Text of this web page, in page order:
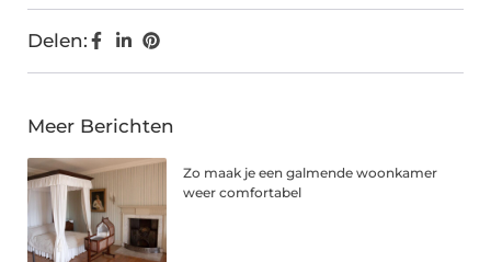
Delen:
Meer Berichten
Zo maak je een galmende woonkamer
weer comfortabel